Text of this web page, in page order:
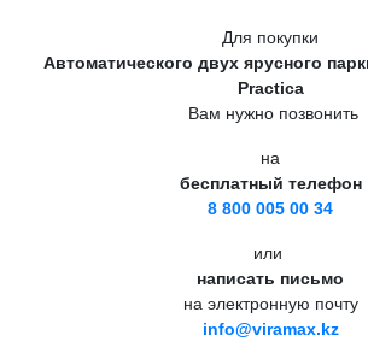
Для покупки
Автоматического двух ярусного
Practica
Вам нужно позвонить
на
бесплатный телефон
8 800 005 00 34
или
написать письмо
на электронную почту
info@viramax.kz